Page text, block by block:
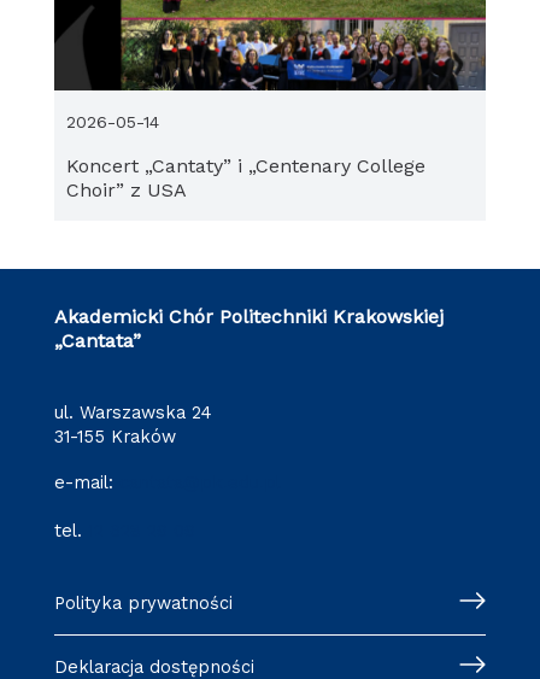
Koncert „Cantaty” i „Centenary College
Choir” z USA
2026-05-14
Akademicki Chór Politechniki Krakowskiej
„Cantata”
ul. Warszawska 24
31-155 Kraków
e-mail:
tel.
Polityka prywatności
Deklaracja dostępności